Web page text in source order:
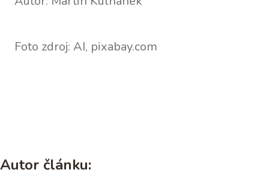
Foto zdroj: AI, pixabay.com
Autor článku: